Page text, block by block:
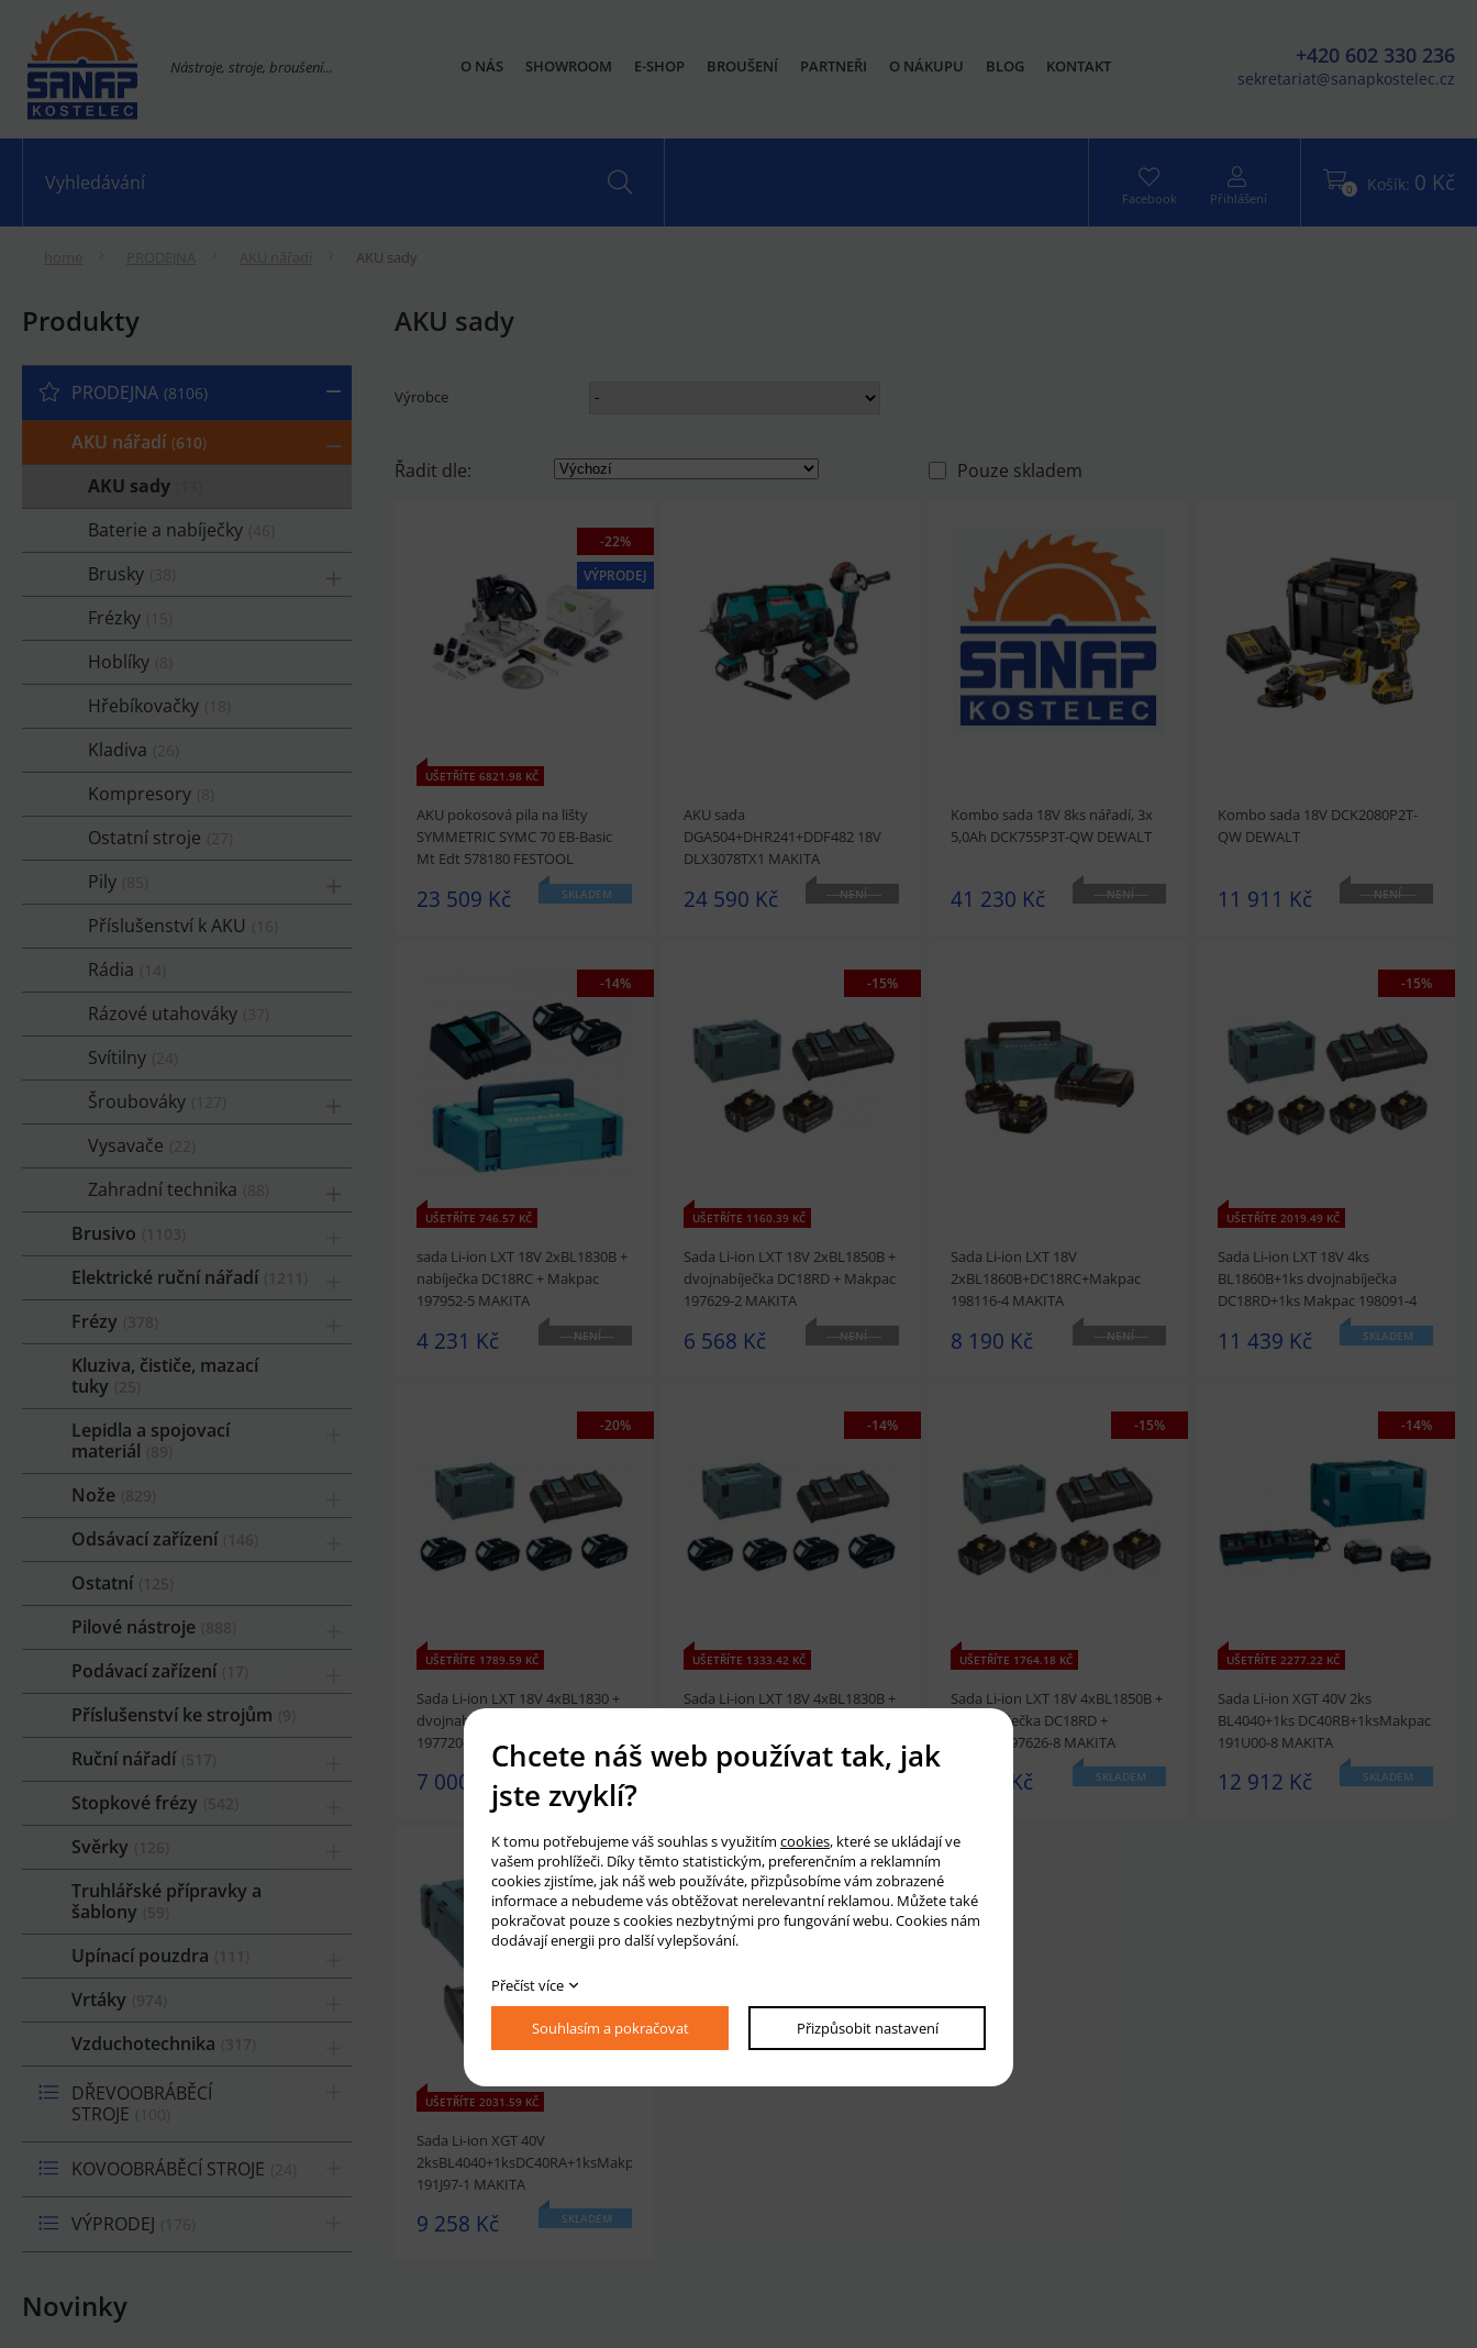
Nástroje, stroje, broušení... +420 602 330 236
sekretariat@sanapkostelec.cz
O NÁS SHOWROOM E-SHOP BROUŠENÍ PARTNEŘI O NÁKUPU BLOG KONTAKT
0 Košík: 0 Kč
Facebook Přihlášení
AKU sady
Produkty
PRODEJNA 8106
AKU nářadí 610
AKU sady
Baterie a nabíječky
Brusky
Frézky
Hoblíky
Hřebíkovačky
Kladiva
Kompresory
Ostatní stroje
Pily
Příslušenství k AKU
Rádia
Rázové utahováky
Svítilny
Šroubováky
Vysavače
Zahradní technika
Brusivo
Elektrické ruční nářadí
Frézy
Kluziva, čističe, mazací
tuky
Lepidla a spojovací
materiál
Nože
Odsávací zařízení
Ostatní
Pilové nástroje
Podávací zařízení
Příslušenství ke strojům
Ruční nářadí
Stopkové frézy
Svěrky
Truhlářské přípravky a
šablony
Upínací pouzdra
Vrtáky
Vzduchotechnika
DŘEVOOBRÁBĚCÍ
STROJE
KOVOOBRÁBĚCÍ STROJE
VÝPRODEJ
Novinky
AKU sady
Výrobce
Řadit dle: Pouze skladem
-22%
VÝPRODEJ
UŠETŘÍTE 6821.98 KČ
AKU pokosová pila na lišty
SYMMETRIC SYMC 70 EB-Basic
Mt Edt 578180 FESTOOL
23 509 Kč SKLADEM
prohlédnout Přidat do košíku
AKU sada
DGA504+DHR241+DDF482 18V
DLX3078TX1 MAKITA
24 590 Kč
NENÍ
prohlédnout Přidat do košíku
Kombo sada 18V 8ks nářadí, 3x
5,0Ah DCK755P3T-QW DEWALT
41 230 Kč
NENÍ
prohlédnout Přidat do košíku
Kombo sada 18V DCK2080P2T-
QW DEWALT
11 911 Kč
NENÍ
prohlédnout Přidat do košíku
-14%
UŠETŘÍTE 746.57 KČ
sada Li-ion LXT 18V 2xBL1830B +
nabíječka DC18RC + Makpac
197952-5 MAKITA
4 231 Kč
NENÍ
prohlédnout Přidat do košíku
-15%
UŠETŘÍTE 1160.39 KČ
Sada Li-ion LXT 18V 2xBL1850B +
dvojnabíječka DC18RD + Makpac
197629-2 MAKITA
6 568 Kč
NENÍ
prohlédnout Přidat do košíku
Sada Li-ion LXT 18V
2xBL1860B+DC18RC+Makpac
198116-4 MAKITA
8 190 Kč
NENÍ
prohlédnout Přidat do košíku
-15%
UŠETŘÍTE 2019.49 KČ
Sada Li-ion LXT 18V 4ks
BL1860B+1ks dvojnabíječka
DC18RD+1ks Makpac 198091-4
11 439 Kč SKLADEM
Přidat do košíku
-20%
UŠETŘÍTE 1789.59 KČ
Sada Li-ion LXT 18V 4xBL1830 +
dvojnabíječka DC18RD + Makpac
197720-6_MAKITA
7 000 Kč
SKLADEM
prohlédnoutPřidat do košíku
-14%
UŠETŘÍTE 1333.42 KČ
Sada Li-ion LXT 18V 4xBL1830B +
197970-3 MAKITA
7 556 Kč
prohlédnout
-15%
UŠETŘÍTE 1764.18 KČ
Sada Li-ion LXT 18V 4xBL1850B +
dvojnabíječka DC18RD +
Makpac197626-8 MAKITA
9 995 Kč SKLADEM
-14%
UŠETŘÍTE 2277.22 KČ
Sada Li-ion XGT 40V 2ks
BL4040+1ks DC40RB+1ksMakpac
191U00-8 MAKITA
12 912 Kč SKLADEM
-17%
UŠETŘÍTE 2031.59 KČ
Sada Li-ion XGT 40V
2ksBL4040+1ksDC40RA+1ksMakpac
191J97-1 MAKITA
9 258 Kč SKLADEM
Chcete náš web používat tak, jak
jste zvyklí?
K tomu potřebujeme váš souhlas s využitím cookies, které se ukládají ve
vašem prohlížeči. Díky těmto statistickým, preferenčním a reklamním
cookies zjistíme, jak náš web používáte, přizpůsobíme vám zobrazené
informace a nebudeme vás obtěžovat nerelevantní reklamou. Můžete také
pokračovat pouze s cookies nezbytnými pro fungování webu. Cookies nám
dodávají energii pro další vylepšování.
Přečíst více
Souhlasím a pokračovat Přizpůsobit nastavení